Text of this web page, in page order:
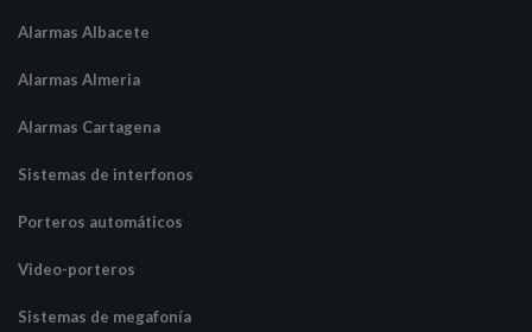
Alarmas Albacete
Alarmas Almeria
Alarmas Cartagena
Sistemas de interfonos
Porteros automáticos
Video-porteros
Sistemas de megafonía